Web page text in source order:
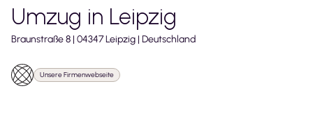
Umzug in Leipzig
Braunstraße8 | 04347Leipzig | Deutschland
Unsere Firmenwebseite